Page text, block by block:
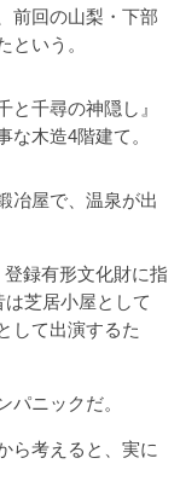
前回の山梨・下部
という。
千尋の神隠し』
木造4階建て。
冶屋で、温泉が出
録有形文化財に指
芝居小屋として
して出演するた
ニックだ。
ら考えると、実に